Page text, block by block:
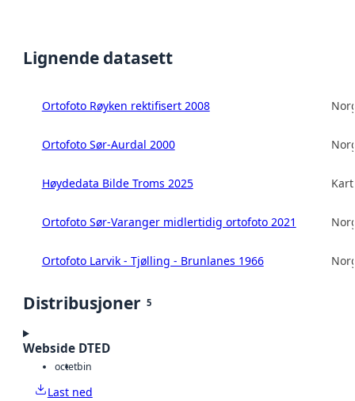
Lignende datasett
Ortofoto Røyken rektifisert 2008
Ortofoto Sør-Aurdal 2000
Høydedata Bilde Troms 2025
Ortofoto Sør-Varanger midlertidig ortofoto 2021
Ortofoto Larvik - Tjølling - Brunlanes 1966
Distribusjoner 5
Webside DTED
octetbin
Last ned